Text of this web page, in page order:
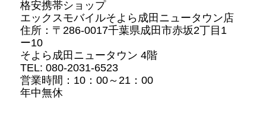
格安携帯ショップ
エックスモバイルそよら成田ニュータウン店
住所： 〒286-0017千葉県成田市赤坂2丁目1
ー10
そよら成田ニュータウン 4階
TEL: 080-2031-6523
営業時間：10：00～21：00
年中無休